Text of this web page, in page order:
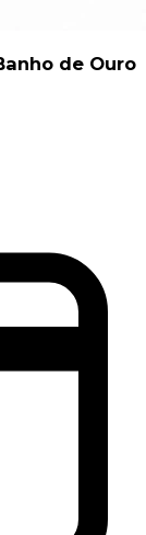
de Ouro